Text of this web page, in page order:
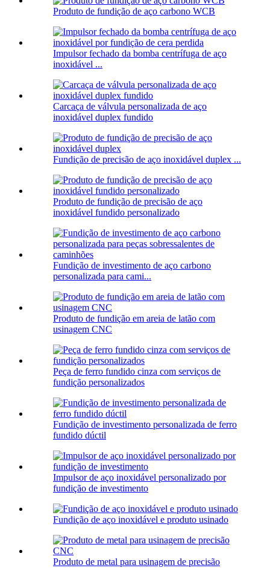
Produto de fundição de aço carbono WCB
Impulsor fechado da bomba centrífuga de aço
inoxidável ...
Carcaça de válvula personalizada de aço
inoxidável duplex fundido
Fundição de precisão de aço inoxidável duplex ...
Produto de fundição de precisão de aço
inoxidável fundido personalizado
Fundição de investimento de aço carbono
personalizada para cami...
Produto de fundição em areia de latão com
usinagem CNC
Peça de ferro fundido cinza com serviços de
fundição personalizados
Fundição de investimento personalizada de ferro
fundido dúctil
Impulsor de aço inoxidável personalizado por
fundição de investimento
Fundição de aço inoxidável e produto usinado
Produto de metal para usinagem de precisão